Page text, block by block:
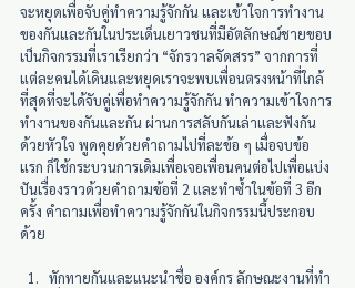
จะหยุดเพื่อจับคู่ทำความรู้จักกัน และเข้าใจการทำงาน
ของกันและกันในประเด็นเยาวชนที่มีอัตลักษณ์ชายขอบ
เป็นกิจกรรมที่เราเรียกว่า “จักรวาลจัดสรร” จากการที่
แต่ละคนได้เดินและหยุดเราจะพบเพื่อนตรงหน้าที่ใกล้
ที่สุดที่จะได้จับคู่เพื่อทำความรู้จักกัน ทำความเข้าใจการ
ทำงานของกันและกัน ผ่านการสลับกันเล่าและฟังกัน
ด้วยหัวใจ พูดคุยด้วยคำถามไปที่ละข้อ ๆ เมื่อจบข้อ
แรก ก็ใช้กระบวนการเดิมเพื่อเจอเพื่อนคนต่อไปเพื่อแบ่ง
ปันเรื่องราวด้วยคำถามข้อที่ 2 และทำซ้ำในข้อที่ 3 อีก
ครั้ง คำถามเพื่อทำความรู้จักกันในกิจกรรมนี้ประกอบ
ด้วย
ทักทายกันและแนะนำชื่อ องค์กร ลักษณะงานที่ทำ